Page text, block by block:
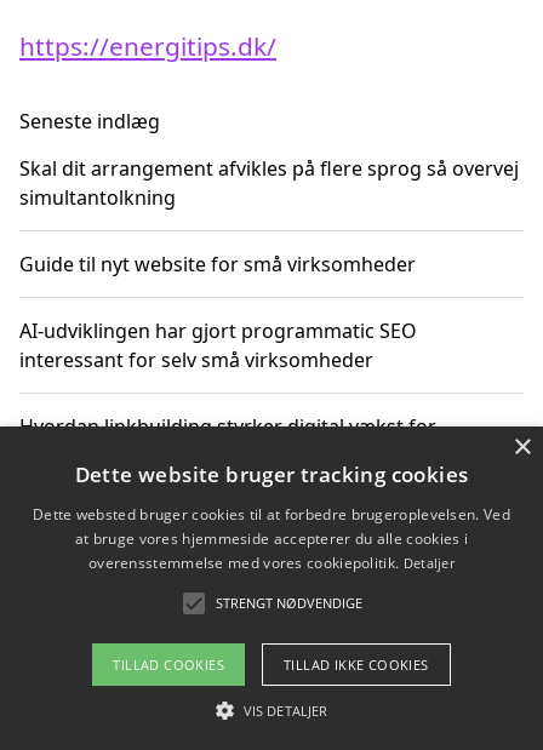
https://energitips.dk/
Seneste indlæg
Skal dit arrangement afvikles på flere sprog så overvej
simultantolkning
Guide til nyt website for små virksomheder
AI-udviklingen har gjort programmatic SEO
interessant for selv små virksomheder
Hvordan linkbuilding styrker digital vækst for
Sådan har udviklingen inden for genbrug af elektronik
ændret sig
Copyright 2026 - Pilanto Aps
Om / kontakt
×
Dette website bruger tracking cookies
Dette websted bruger cookies til at forbedre brugeroplevelsen. Ved
at bruge vores hjemmeside accepterer du alle cookies i
overensstemmelse med vores cookiepolitik. Detaljer
STRENGT NØDVENDIGE
TILLAD COOKIES TILLAD IKKE COOKIES
VIS DETALJER